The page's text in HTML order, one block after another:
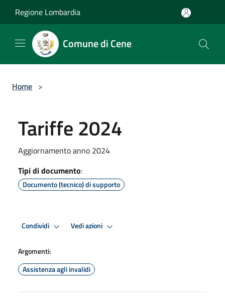
Regione Lombardia
Comune di Cene
Home >
Tariffe 2024
Aggiornamento anno 2024
Tipi di documento:
Documento (tecnico) di supporto
Condividi Vedi azioni
Argomenti:
Assistenza agli invalidi